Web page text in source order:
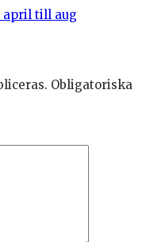
april till aug
Obligatoriska